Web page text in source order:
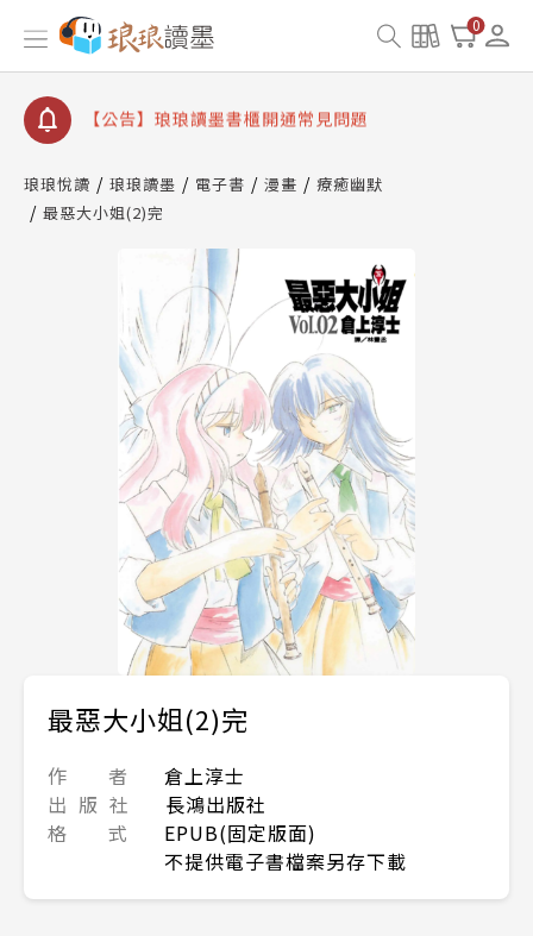
0
【公告】琅琅讀墨數位閱讀資產合併與書櫃開通申請
【公告】琅琅讀墨書櫃開通常見問題
【公告】琅琅讀墨 3 分鐘完成書櫃開通與資產合併申
請圖文教學
查詢
【公告】琅琅讀墨數位閱讀資產合併與書櫃開通申請
琅琅悅讀 琅琅讀墨 電子書 漫畫
療癒幽默
最惡大小姐(2)完
最惡大小姐(2)完
作 者
倉上淳士
出 版 社
長鴻出版社
格 式
EPUB(固定版面)
不提供電子書檔案另存下載